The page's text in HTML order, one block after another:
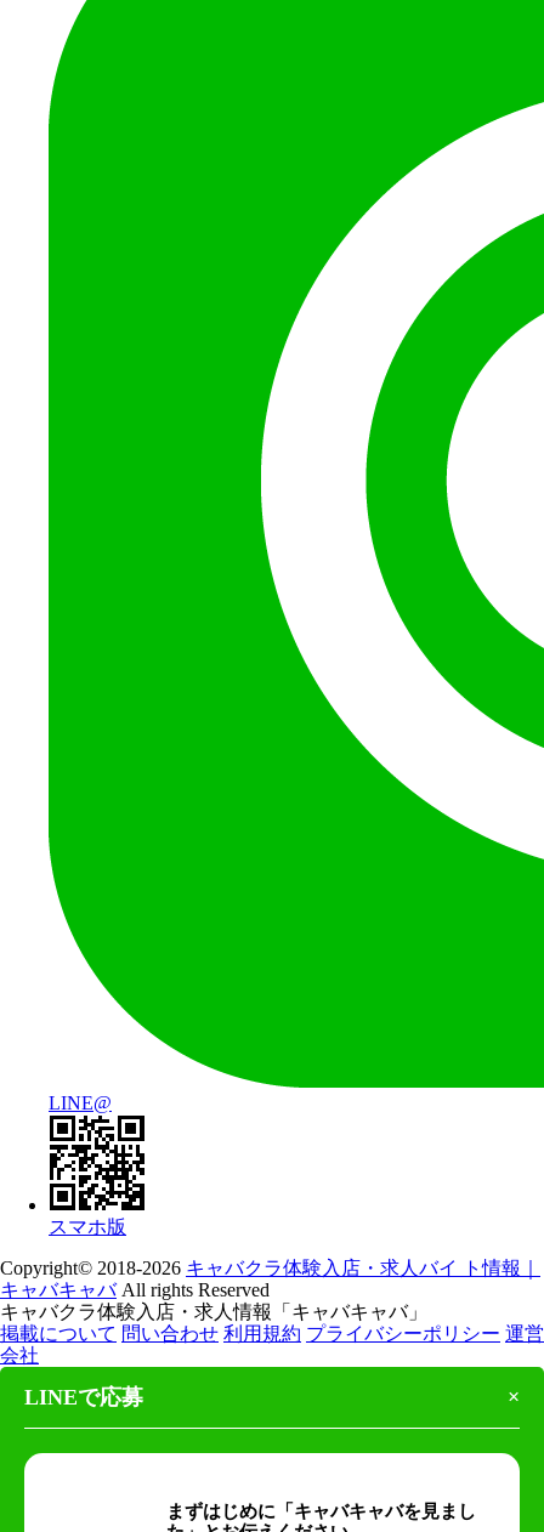
LINE@
スマホ版
Copyright© 2018-2026 キャバクラ体験入店・求人バイ ト情報｜
キャバキャバAll rights Reserved
キャバクラ体験入店・求人情報「キャバキャバ」
掲載について 問い合わせ 利用規約 プライバシーポリシー 運営
会社
LINEで応募 ×
まずはじめに「キャバキャバを見まし